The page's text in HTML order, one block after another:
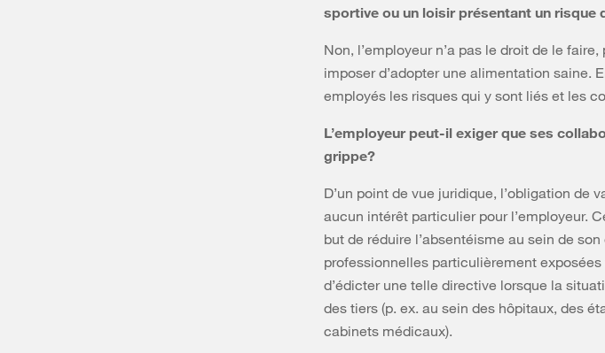
sportive ou un loisir présentant un risque
Non, l’employeur n’a pas le droit de le
imposer d’adopter une alimentation saine.
employés les risques qui y sont liés et les
L’employeur peut-il exiger que ses
grippe?
D’un point de vue juridique, l’obligation de
aucun intérêt particulier pour l’employeur.
but de réduire l’absentéisme au sein de
professionnelles particulièrement
d’édicter une telle directive lorsque la
des tiers (p. ex. au sein des hôpitaux, des
cabinets médicaux).